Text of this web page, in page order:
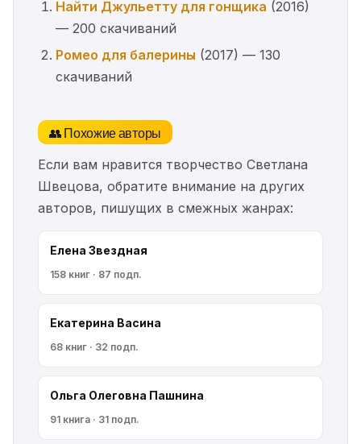
Найти Джульетту для гонщика (2016)
— 200 скачиваний
Ромео для балерины (2017) — 130
скачиваний
👥 Похожие авторы
Если вам нравится творчество Светлана
Швецова, обратите внимание на других
авторов, пишущих в смежных жанрах:
Елена Звездная
158 книг · 87 подп.
Екатерина Васина
68 книг · 32 подп.
Ольга Олеговна Пашнина
91 книга · 31 подп.